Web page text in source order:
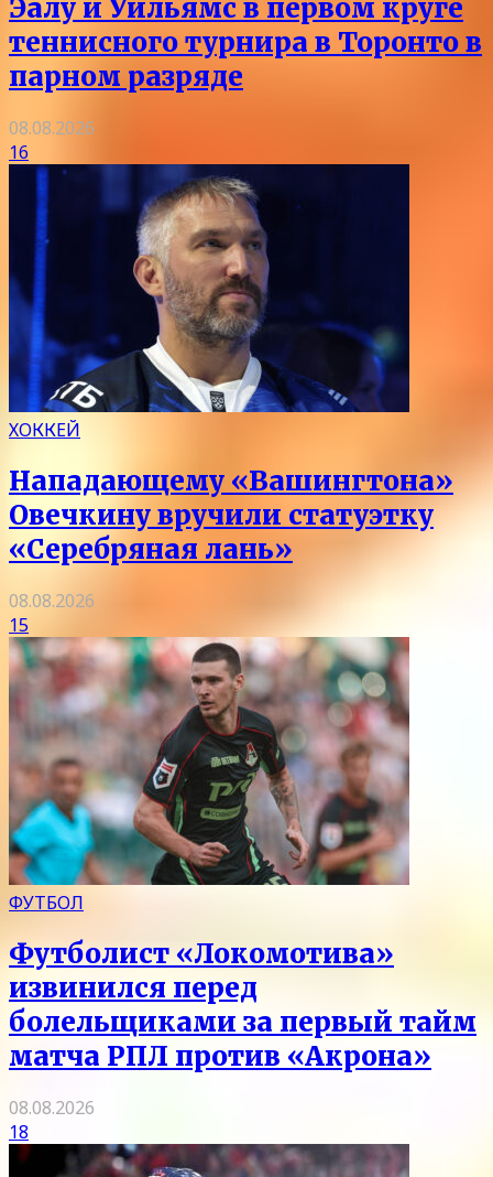
Эалу и Уильямс в первом круге
теннисного турнира в Торонто в
парном разряде
08.08.2026
16
ХОККЕЙ
Нападающему «Вашингтона»
Овечкину вручили статуэтку
«Серебряная лань»
08.08.2026
15
ФУТБОЛ
Футболист «Локомотива»
извинился перед
болельщиками за первый тайм
матча РПЛ против «Акрона»
08.08.2026
18